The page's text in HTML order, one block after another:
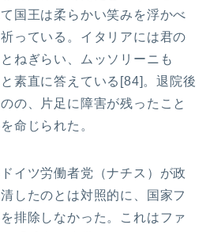
国王は柔らかい笑みを浮かべ
っている。イタリアには君の
ねぎらい、ムッソリーニも
素直に答えている[84]。退院後
の、片足に障害が残ったこと
命じられた。
イツ労働者党（ナチス）が政
したのとは対照的に、国家フ
排除しなかった。これはファ